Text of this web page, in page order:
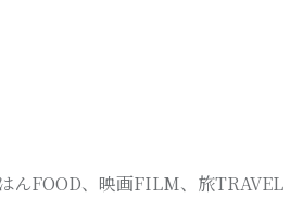
んFOOD、映画FILM、旅TRAVEL